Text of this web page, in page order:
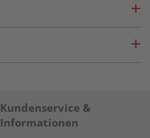
Kundenservice &
Informationen